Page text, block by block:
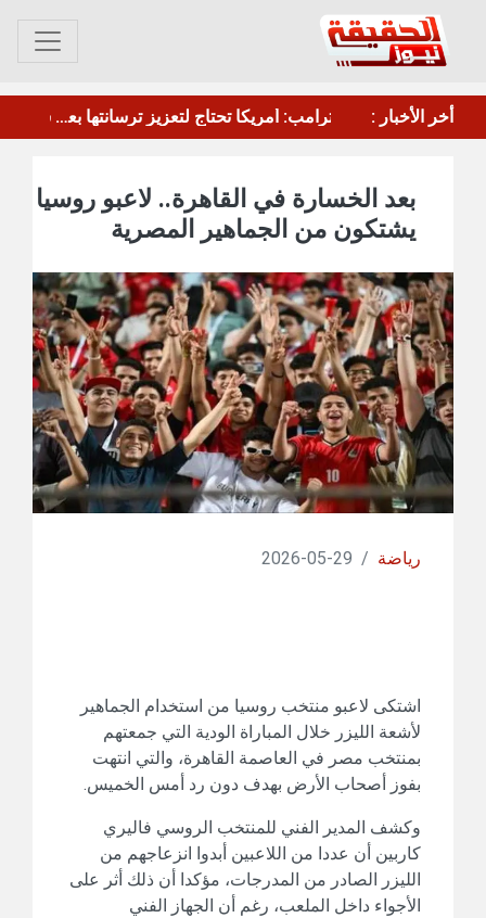
أخر الأخبار : القوات الأمريكية تسحب طائرات التزود بالوقود من مطار بن غوريون
بعد الخسارة في القاهرة.. لاعبو روسيا
يشتكون من الجماهير المصرية
رياضة /
29-05-2026
اشتكى لاعبو منتخب روسيا من استخدام الجماهير
لأشعة الليزر خلال المباراة الودية التي جمعتهم
بمنتخب مصر في العاصمة القاهرة، والتي انتهت
بفوز أصحاب الأرض بهدف دون رد أمس الخميس.
وكشف المدير الفني للمنتخب الروسي فاليري
كاربين أن عددا من اللاعبين أبدوا انزعاجهم من
الليزر الصادر من المدرجات، مؤكدا أن ذلك أثر على
الأجواء داخل الملعب، رغم أن الجهاز الفني